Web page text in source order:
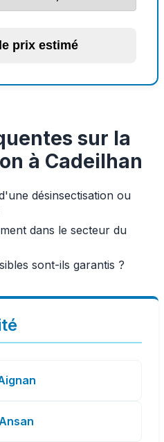
prix estimé
sur la
à Cadeilhan
désinsectisation ou
dans le secteur du
sont-ils garantis ?